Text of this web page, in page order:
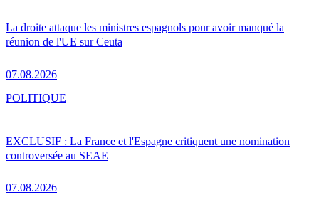
La droite attaque les ministres espagnols pour avoir manqué la
réunion de l'UE sur Ceuta
07.08.2026
EXCLUSIF : La France et l'Espagne critiquent une nomination
controversée au SEAE
07.08.2026
POLITIQUE